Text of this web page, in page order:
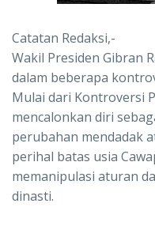
Catatan Redaksi,-
Wakil Presiden Gibran
dalam beberapa
Mulai dari Kontroversi
mencalonkan diri
perubahan mendadak
perihal batas usia
memanipulasi aturan
dinasti.